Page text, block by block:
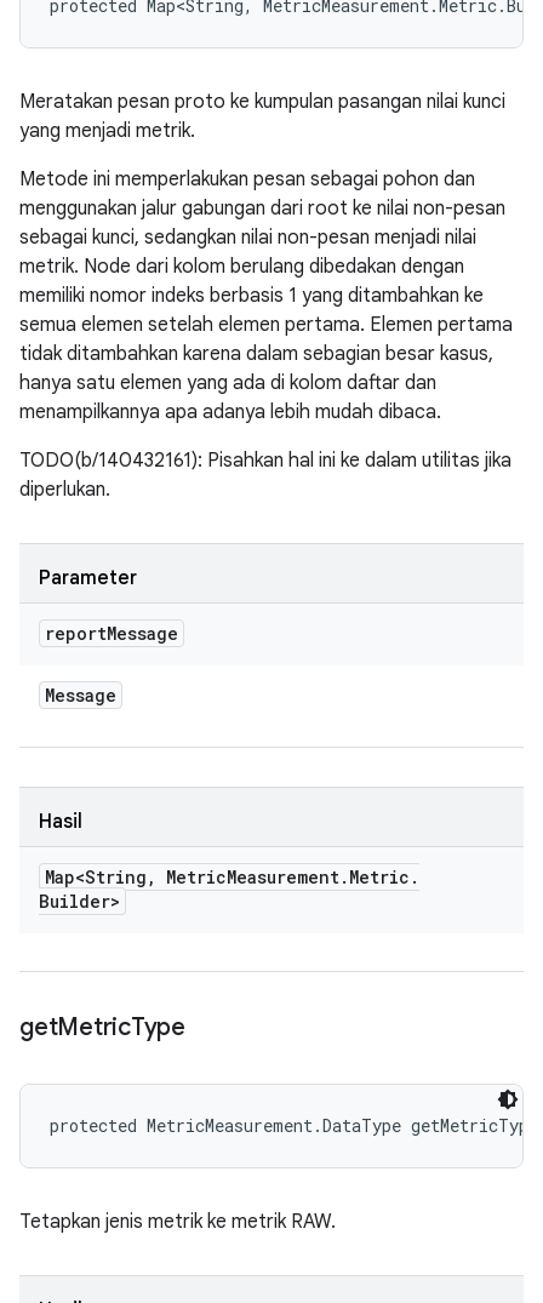
protected Map<String,
Meratakan pesan proto ke kumpulan pasangan nilai kunci
yang menjadi metrik.
Metode ini memperlakukan pesan sebagai pohon dan
menggunakan jalur gabungan dari root ke nilai non-pesan
sebagai kunci, sedangkan nilai non-pesan menjadi nilai
metrik. Node dari kolom berulang dibedakan dengan
memiliki nomor indeks berbasis 1 yang ditambahkan ke
semua elemen setelah elemen pertama. Elemen pertama
tidak ditambahkan karena dalam sebagian besar kasus,
hanya satu elemen yang ada di kolom daftar dan
menampilkannya apa adanya lebih mudah dibaca.
TODO(b/140432161): Pisahkan hal ini ke dalam utilitas jika
diperlukan.
Parameter
reportMessage
Message
Hasil
Map<String , MetricMeasurement. Metric .
Builder>
getMetricType
protected MetricMeasurement.DataType
Tetapkan jenis metrik ke metrik RAW.